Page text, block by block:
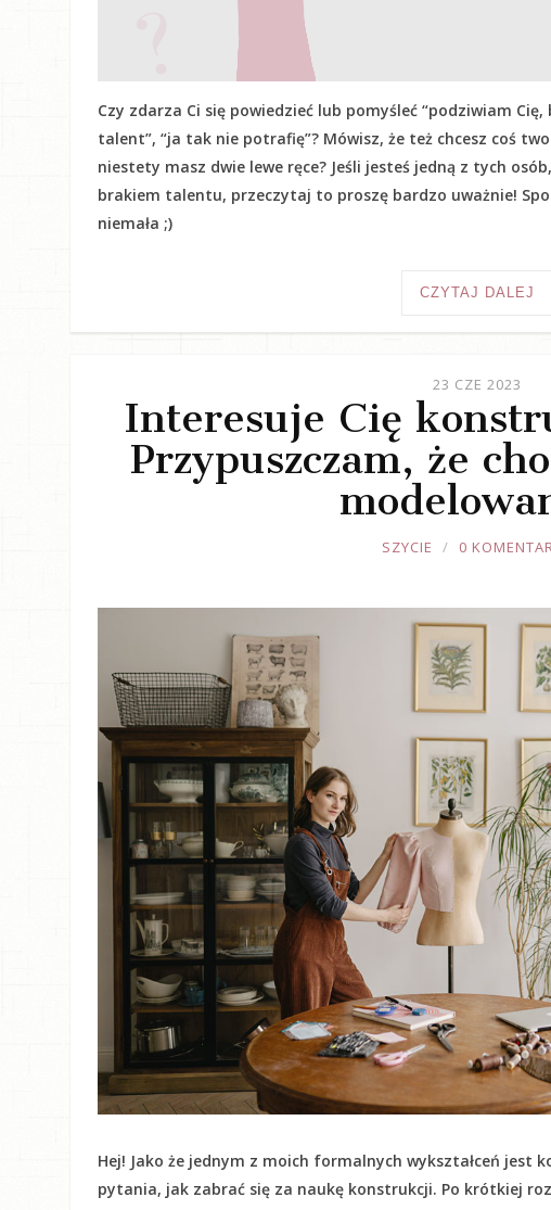
Czy zdarza Ci się powiedzieć lub pomyśleć “podziwiam
talent”, “ja tak nie potrafię”? Mówisz, że też chcesz coś
niestety masz dwie lewe ręce? Jeśli jesteś jedną z tych
brakiem talentu, przeczytaj to proszę bardzo uważnie!
niemała ;)
CZYTAJ DALEJ
23 CZE 2023
Interesuje Cię
Przypuszczam, że
JOULE
SZYCIE 0
Hej! Jako że jednym z moich formalnych wykształceń jest
pytania, jak zabrać się za naukę konstrukcji. Po krótkiej